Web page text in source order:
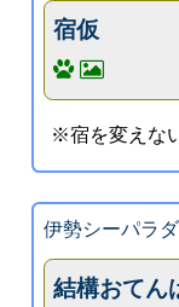
宿仮
※宿を変えな
伊勢シーパラ
結構おてん